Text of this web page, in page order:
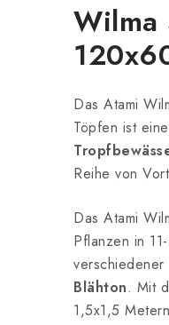
Wilma
Das Atami
Töpfen ist
Reihe von
Das Atami
Pflanzen in
verschiedener
Blähton. Mit
1,5x1,5